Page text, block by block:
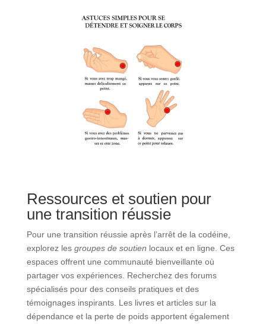
Ressources et soutien pour
une transition réussie
Pour une transition réussie après l’arrêt de la codéine,
explorez les groupes de soutien locaux et en ligne. Ces
espaces offrent une communauté bienveillante où
partager vos expériences. Recherchez des forums
spécialisés pour des conseils pratiques et des
témoignages inspirants. Les livres et articles sur la
dépendance et la perte de poids apportent également